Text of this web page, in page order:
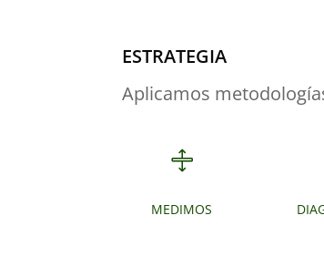
ESTRATEGIA
Aplicamos

MEDIMOS